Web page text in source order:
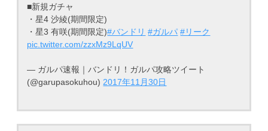
■新規ガチャ
・星4 沙綾(期間限定)
・星3 有咲(期間限定)#バンドリ #ガルパ #リーク
pic.twitter.com/zzxMz9LqUV
— ガルパ速報｜バンドリ！ガルパ攻略ツイート
(@garupasokuhou)2017年11月30日